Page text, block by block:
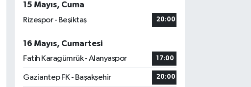
15 Mayıs, Cuma
Rizespor - Beşiktaş
20:00
16 Mayıs, Cumartesi
Fatih Karagümrük - Alanyaspor
17:00
Gaziantep FK - Başakşehir 20:00